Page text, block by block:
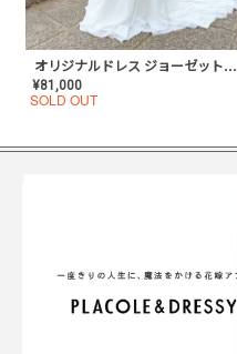
オリジナルドレス ジョーゼットドレス×フレアスリーブ〈PD-WDOR-41〉
¥81,000
SOLD OUT